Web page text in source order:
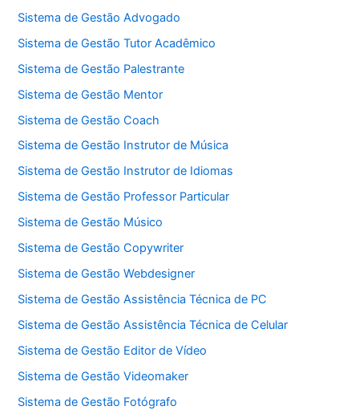
Sistema de Gestão Advogado
Sistema de Gestão Tutor Acadêmico
Sistema de Gestão Palestrante
Sistema de Gestão Mentor
Sistema de Gestão Coach
Sistema de Gestão Instrutor de Música
Sistema de Gestão Instrutor de Idiomas
Sistema de Gestão Professor Particular
Sistema de Gestão Músico
Sistema de Gestão Copywriter
Sistema de Gestão Webdesigner
Sistema de Gestão Assistência Técnica de PC
Sistema de Gestão Assistência Técnica de Celular
Sistema de Gestão Editor de Vídeo
Sistema de Gestão Videomaker
Sistema de Gestão Fotógrafo